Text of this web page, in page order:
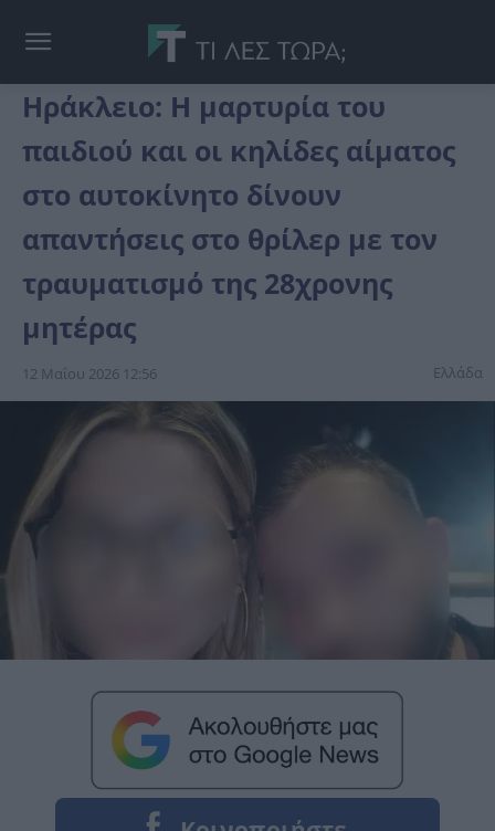
Ηράκλειο: Η μαρτυρία του
παιδιού και οι κηλίδες αίματος
στο αυτοκίνητο δίνουν
απαντήσεις στο θρίλερ με τον
τραυματισμό της 28χρονης
μητέρας
12 Μαΐου 2026 12:56 Ελλάδα